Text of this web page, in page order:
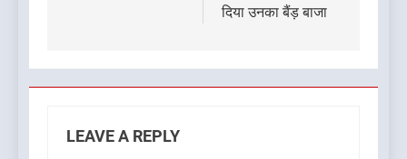
दिया उनका बैंड़ बाजा
LEAVE A REPLY